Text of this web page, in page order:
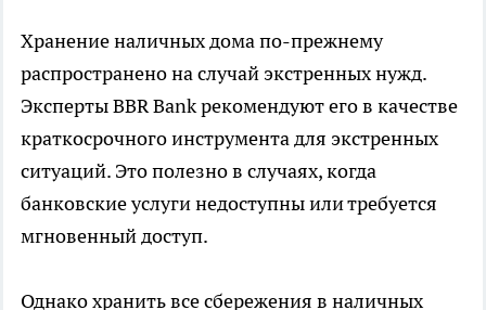
Хранение наличных дома по-прежнему
распространено на случай экстренных нужд.
Эксперты BBR Bank рекомендуют его в качестве
краткосрочного инструмента для экстренных
ситуаций. Это полезно в случаях, когда
банковские услуги недоступны или требуется
мгновенный доступ.
Однако хранить все сбережения в наличных